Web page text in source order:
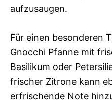
aufzusaugen.
Für einen besonderen
Gnocchi Pfanne mit
Basilikum oder
frischer Zitrone kann
erfrischende Note